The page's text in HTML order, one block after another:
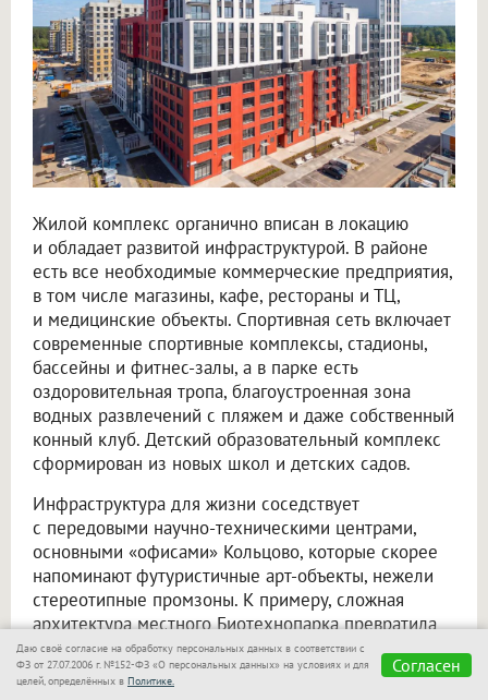
Жилой комплекс органично вписан в локацию
и обладает развитой инфраструктурой. В районе
есть все необходимые коммерческие предприятия,
в том числе магазины, кафе, рестораны и ТЦ,
и медицинские объекты. Спортивная сеть включает
современные спортивные комплексы, стадионы,
бассейны и фитнес-залы, а в парке есть
оздоровительная тропа, благоустроенная зона
водных развлечений с пляжем и даже собственный
конный клуб. Детский образовательный комплекс
сформирован из новых школ и детских садов.
Инфраструктура для жизни соседствует
с передовыми научно-техническими центрами,
основными «офисами» Кольцово, которые скорее
напоминают футуристичные арт-объекты, нежели
стереотипные промзоны. К примеру, сложная
архитектура местного Биотехнопарка превратила
его в одну из главных местных
достопримечательностей. При этом все зоны —
Даю своё согласие на обработку персональных данных в соответствии с
ФЗ от 27.07.2006 г. №152-ФЗ «О персональных данных» на условиях и для
целей, определённых в Политике.
Согласен